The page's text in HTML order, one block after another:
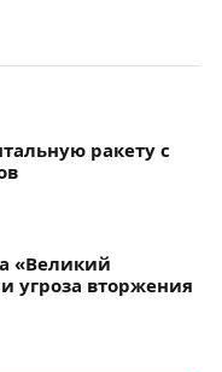
ракету с
«Великий
угроза вторжения